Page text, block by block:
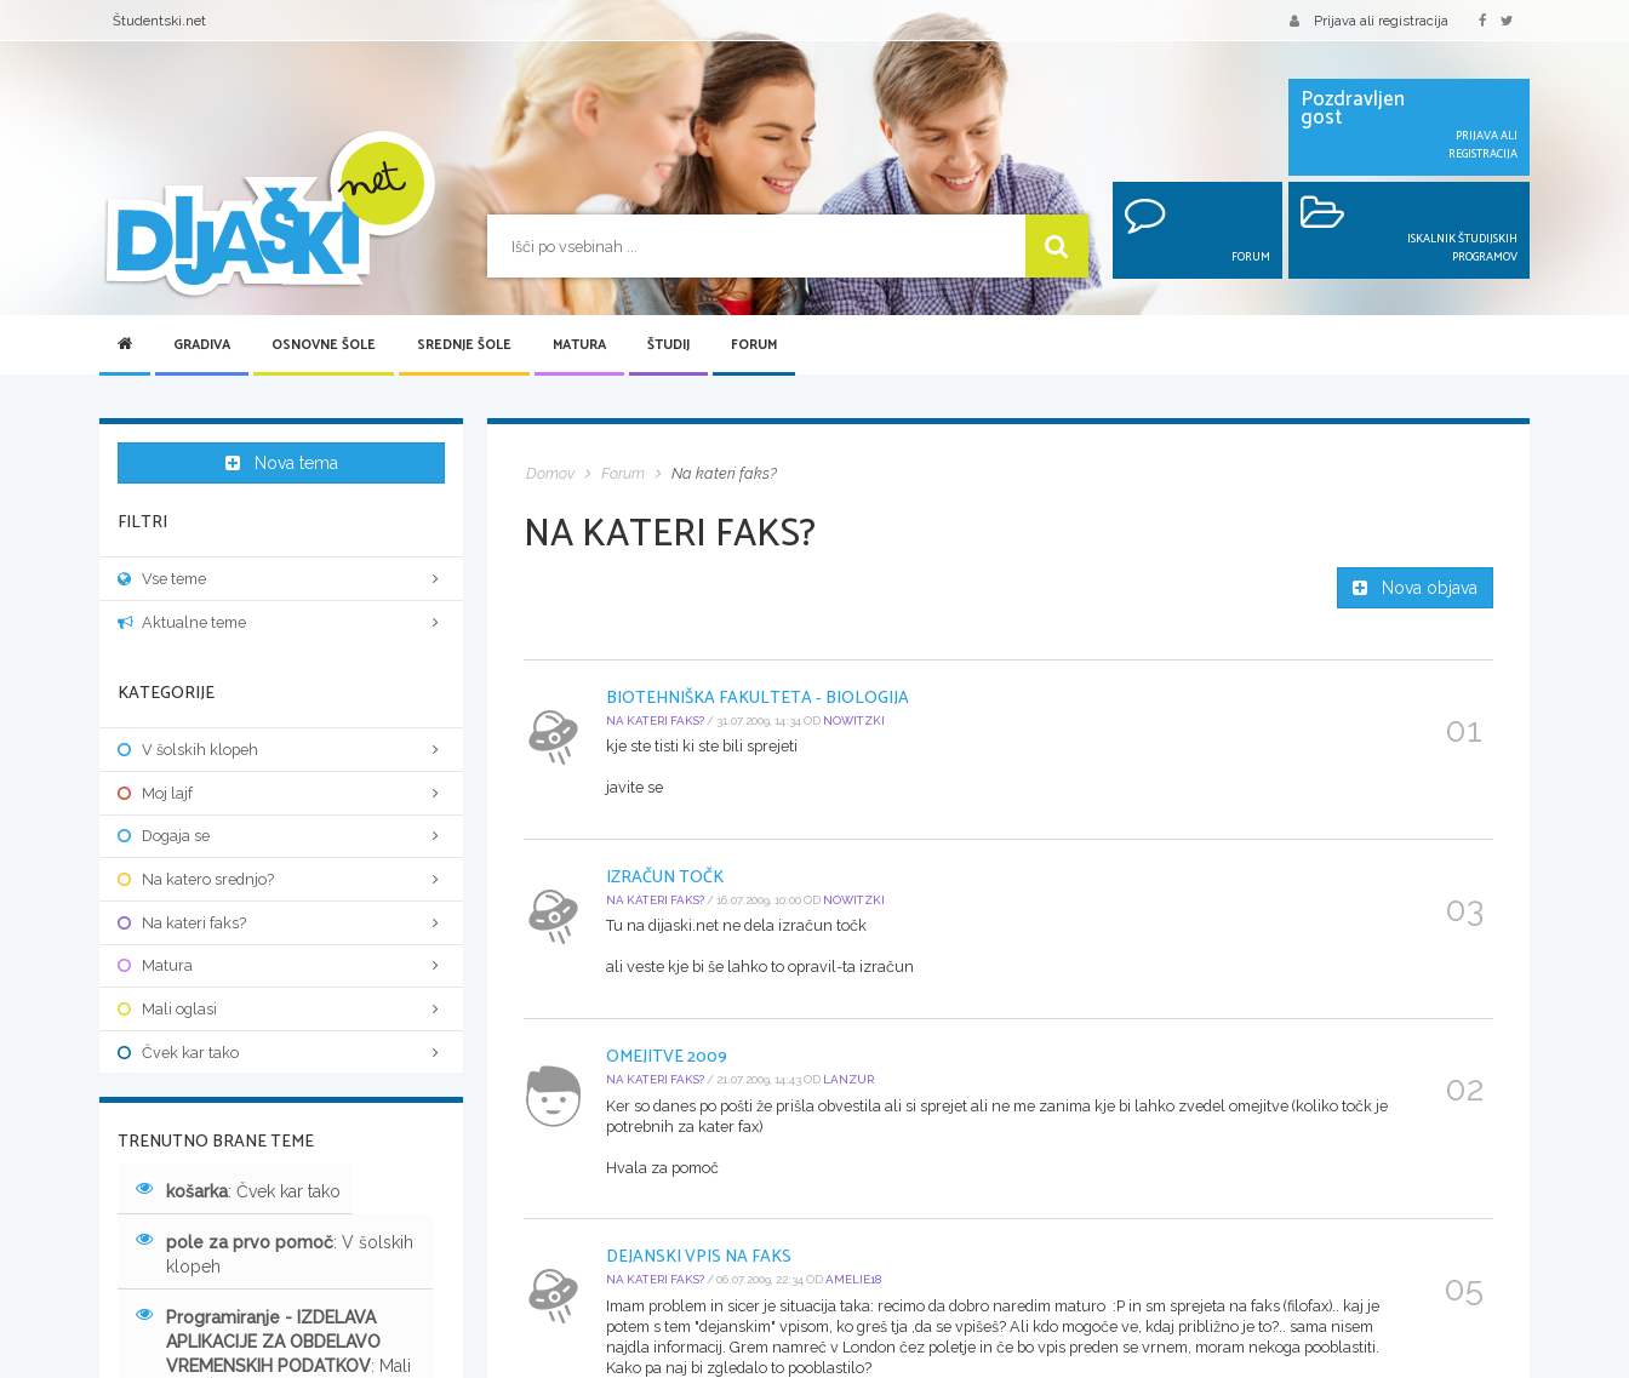
Študentski.net Prijava ali registracija
Pozdravljen
gost
PRIJAVA ALI
REGISTRACIJA
FORUM
ISKALNIK ŠTUDIJSKIH
PROGRAMOV
GRADIVA OSNOVNE ŠOLE SREDNJE ŠOLE MATURA ŠTUDIJ FORUM
Domov Forum Na kateri faks?
NA KATERI FAKS?
Nova objava
BIOTEHNIŠKA FAKULTETA - BIOLOGIJA
NA KATERI FAKS? / 31.07.2009, 14:34 OD NOWITZKI
kje ste tisti ki ste bili sprejeti
javite se
01
IZRAČUN TOČK
NA KATERI FAKS? / 16.07.2009, 10:00 OD NOWITZKI
Tu na dijaski.net ne dela izračun točk
ali veste kje bi še lahko to opravil-ta izračun
03
OMEJITVE 2009
NA KATERI FAKS?/ 21.07.2009, 14:43 OD LANZUR
Ker so danes po pošti že prišla obvestila ali si sprejet ali ne me zanima kje bi lahko zvedel omejitve (koliko točk je
potrebnih za kater fax)
Hvala za pomoč
02
DEJANSKI VPIS NA FAKS
NA KATERI FAKS?/ 06.07.2009, 22:34 ODAMELIE18
Imam problem in sicer je situacija taka: recimo da dobro naredim maturo :P in sm sprejeta na faks (filofax).. kaj je
potem s tem "dejanskim" vpisom, ko greš tja ,da se vpišeš? Ali kdo mogoče ve, kdaj približno je to?.. sama nisem
najdla informacij. Grem namreč v London čez poletje in če bo vpis preden se vrnem, moram nekoga pooblastiti.
Kako pa naj bi zgledalo to pooblastilo?
05
Nova tema
FILTRI
Vse teme
Aktualne teme
KATEGORIJE
V šolskih klopeh
Moj lajf
Dogaja se
Na katero srednjo?
Na kateri faks?
Matura
Mali oglasi
Čvek kar tako
TRENUTNO BRANE TEME
košarka: Čvek kar tako
pole za prvo pomoč: V šolskih
klopeh
Programiranje - IZDELAVA
APLIKACIJE ZA OBDELAVO
VREMENSKIH PODATKOV: Mali